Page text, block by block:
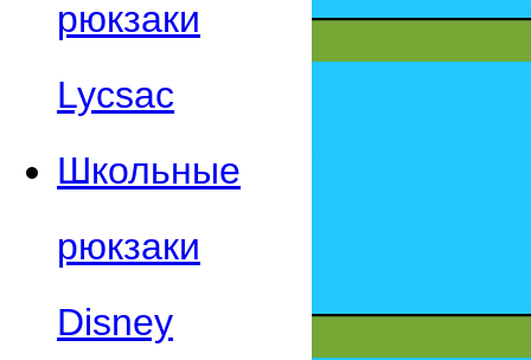
рюкзаки
Lycsac
Школьные
рюкзаки
Disney